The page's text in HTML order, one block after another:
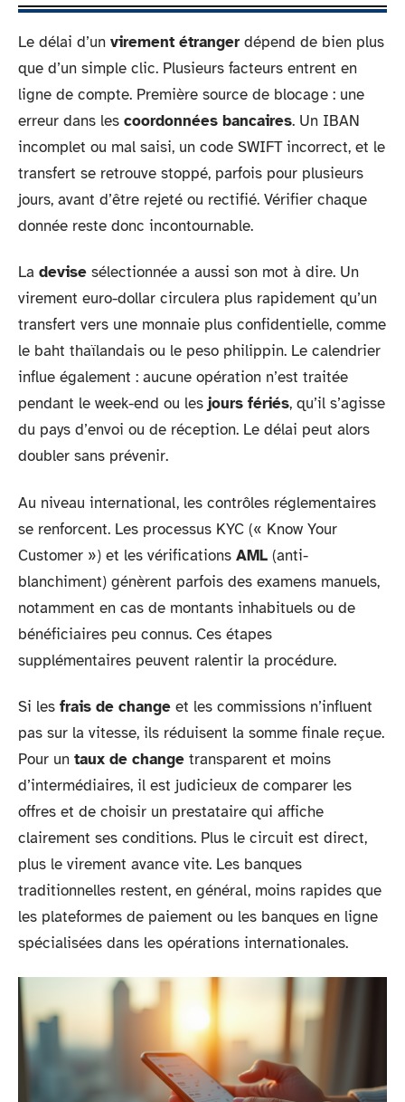
Le délai d’un virement étranger dépend de bien plus
que d’un simple clic. Plusieurs facteurs entrent en
ligne de compte. Première source de blocage : une
erreur dans les coordonnées bancaires. Un IBAN
incomplet ou mal saisi, un code SWIFT incorrect, et le
transfert se retrouve stoppé, parfois pour plusieurs
jours, avant d’être rejeté ou rectifié. Vérifier chaque
donnée reste donc incontournable.
La devise sélectionnée a aussi son mot à dire. Un
virement euro-dollar circulera plus rapidement qu’un
transfert vers une monnaie plus confidentielle, comme
le baht thaïlandais ou le peso philippin. Le calendrier
influe également : aucune opération n’est traitée
pendant le week-end ou les jours fériés, qu’il s’agisse
du pays d’envoi ou de réception. Le délai peut alors
doubler sans prévenir.
Au niveau international, les contrôles réglementaires
se renforcent. Les processus KYC (« Know Your
Customer ») et les vérifications AML (anti-
blanchiment) génèrent parfois des examens manuels,
notamment en cas de montants inhabituels ou de
bénéficiaires peu connus. Ces étapes
supplémentaires peuvent ralentir la procédure.
Si les frais de change et les commissions n’influent
pas sur la vitesse, ils réduisent la somme finale reçue.
Pour un taux de change transparent et moins
d’intermédiaires, il est judicieux de comparer les
offres et de choisir un prestataire qui affiche
clairement ses conditions. Plus le circuit est direct,
plus le virement avance vite. Les banques
traditionnelles restent, en général, moins rapides que
les plateformes de paiement ou les banques en ligne
spécialisées dans les opérations internationales.